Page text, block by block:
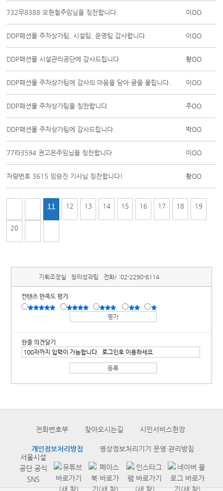
732무8388 오현철주임님을 칭찬합니다. 이OO
DDP패션몰 주차상가팀, 시설팀, 운영팀 감사합니다. 이OO
DDP패션몰 시설관리공단에 감사드립니다. 황OO
DDP패션몰 주차상가팀에 감사의 마음을 담아 글을 올립니다. 이OO
DDP패션몰 주차상가팀을 칭찬합니다. 주OO
DDP패션몰 주차상가팀에 감사드립니다. 박OO
77라3594 권고은주임님을 칭찬합니다 이OO
차량번호 3615 임승진 기사님 칭찬합니다! 황OO
11 12 13 14 15 16 17 18 19
20
기획조정실 창의성과팀 전화/ :02-2290-6114
컨텐츠 만족도 평가
한줄 의견달기
전화번호부 찾아오시는길 시민서비스헌장
개인정보처리방침
영상정보처리기기 운영·관리방침
서울시설
공단 공식
SNS